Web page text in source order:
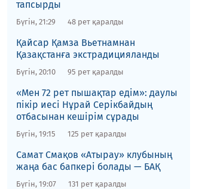
тапсырды
Бүгін, 21:29 48 рет қаралды
​Қайсар Қамза Вьетнамнан
Қазақстанға экстрадицияланды
Бүгін, 20:10 95 рет қаралды
«Мен 72 рет пышақтар едім»: даулы
пікір иесі Нұрай Серікбайдың
отбасынан кешірім сұрады
Бүгін, 19:15 125 рет қаралды
​Самат Смақов «Атырау» клубының
жаңа бас бапкері болады — БАҚ
Бүгін, 19:07 131 рет қаралды